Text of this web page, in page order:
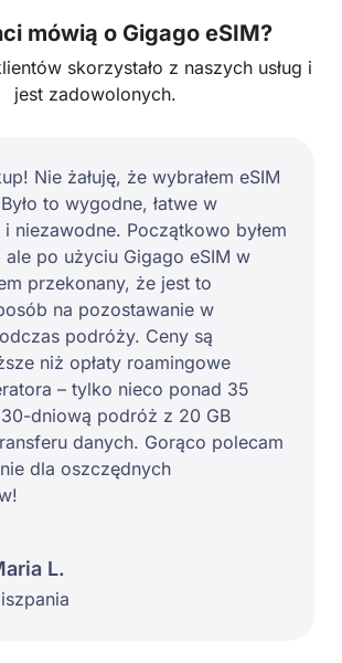
mówią o Gigago eSIM?
skorzystało z naszych usług i
jest zadowolonych.
Nie żałuję, że wybrałem eSIM
to wygodne, łatwe w
niezawodne. Początkowo byłem
ale po użyciu Gigago eSIM w
przekonany, że jest to
na pozostawanie w
podróży. Ceny są
niż opłaty roamingowe
– tylko nieco ponad 35
dniową podróż z 20 GB
danych. Gorąco polecam
dla oszczędnych
L.